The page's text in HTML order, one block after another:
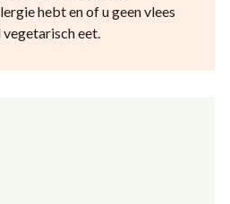
hebt en of u geen vlees
eet.